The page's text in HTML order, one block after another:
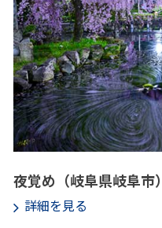
夜覚め（岐阜県岐阜市）
詳細を見る